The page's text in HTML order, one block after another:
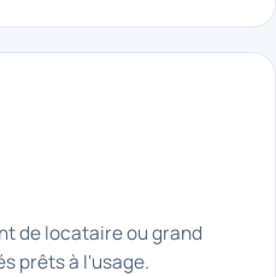
de locataire ou grand
prêts à l'usage.